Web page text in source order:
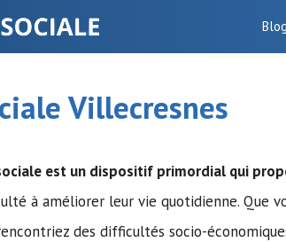
Blog
Villecresnes
est un dispositif primordial qui
à améliorer leur vie quotidienne. Que
des difficultés socio-